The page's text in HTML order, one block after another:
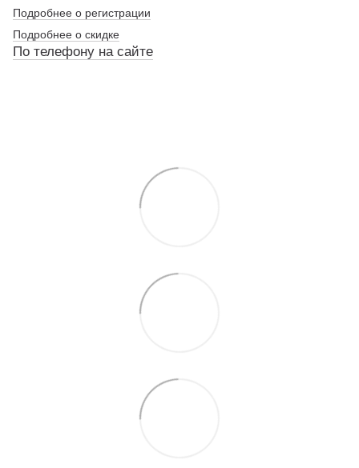
Подробнее о регистрации
Подробнее о скидке
По телефону на сайте